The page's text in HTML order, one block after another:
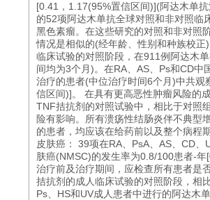
[0.41，1.17(95%置信区间)](阿达木单
的52项阿达木单抗全球对照和非对照临
黑色素瘤。在这些研究的对照和非对照
情况是相似的(经年龄、性别和种族校
临床试验的对照阶段，在911例阿达木
间均为3个月)。在RA、AS、Ps和CD
治疗的患者(中位治疗时间6个月)中共
信区间)]。 在具有更高恶性肿瘤风险的
TNF拮抗剂的对照试验中，相比于对照
险有影响。所有溃疡性结肠炎伴不典型
的患者，均应该在给药前以及整个病程
皮肤癌： 39项在RA、PsA、AS、CD
肤癌(NMSC)的发生率为0.8/100患者-
治疗前及治疗期间，应检查所有患者是
拮抗剂的成人临床试验的对照阶段，相
Ps、HS和UV成人患者中进行的阿达木